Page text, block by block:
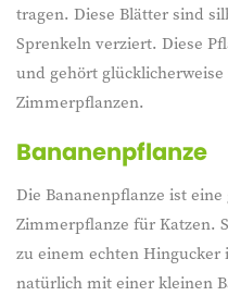
tragen. Diese Blätter sind
Sprenkeln verziert. Diese
und gehört
Zimmerpflanzen.
Bananenpflanze
Die Bananenpflanze ist
Zimmerpflanze für Katzen.
zu einem echten
natürlich mit einer kleinen